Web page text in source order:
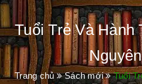
Tuổi Trẻ Và
Trang chủ Sách mới
Tuổi